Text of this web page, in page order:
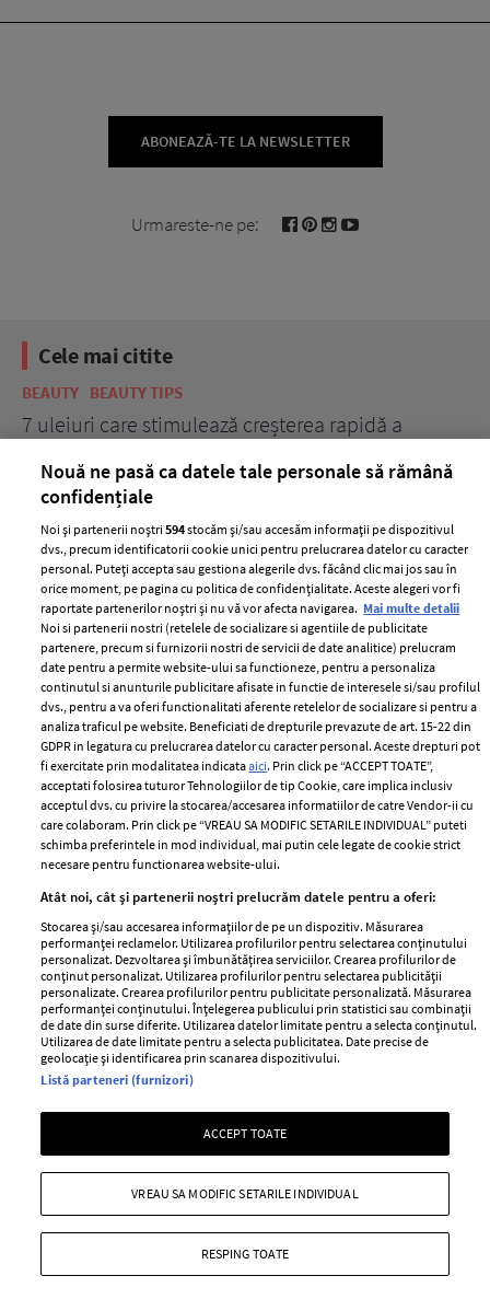
ABONEAZĂ-TE LA NEWSLETTER
Urmareste-ne pe:
Cele mai citite
BEAUTY BEAUTY TIPS
7 uleiuri care stimulează creșterea rapidă a
ELLE Style Awards
2024
Despre ELLE
Romania
Contact
Abonamente
Termeni si conditii
Politica de
confidențialitate
Politica de cookies
Publicitate
GSP
Unica
Baby
Retete
femei
Viva
Avantaje
Retete practice
Pariază responsabil! Decizia ONJN nr. 821/25.09.2025.
Jocurile de noroc sunt interzise minorilor.
Copyright © 2026 Ringier Romania SRL
Nouă ne pasă ca datele tale personale să rămână
confidențiale
Noi și partenerii noștri594stocăm și/sau accesăm informații pe dispozitivul
dvs., precum identificatorii cookie unici pentru prelucrarea datelor cu caracter
personal. Puteți accepta sau gestiona alegerile dvs. făcând clic mai jos sau în
orice moment, pe pagina cu politica de confidențialitate. Aceste alegeri vor fi
raportate partenerilor noștri și nu vă vor afecta navigarea. Mai multe detalii
Noi si partenerii nostri (retelele de socializare si agentiile de publicitate
partenere, precum si furnizorii nostri de servicii de date analitice) prelucram
date pentru a permite website-ului sa functioneze, pentru a personaliza
continutul si anunturile publicitare afisate in functie de interesele si/sau profilul
dvs., pentru a va oferi functionalitati aferente retelelor de socializare si pentru a
analiza traficul pe website. Beneficiati de drepturile prevazute de art. 15-22 din
GDPR in legatura cu prelucrarea datelor cu caracter personal. Aceste drepturi pot
fi exercitate prin modalitatea indicataaici. Prin click pe “ACCEPT TOATE”,
acceptati folosirea tuturor Tehnologiilor de tip Cookie, care implica inclusiv
acceptul dvs. cu privire la stocarea/accesarea informatiilor de catre Vendor-ii cu
care colaboram. Prin click pe “VREAU SA MODIFIC SETARILE INDIVIDUAL” puteti
schimba preferintele in mod individual, mai putin cele legate de cookie strict
necesare pentru functionarea website-ului.
Atât noi, cât și partenerii noștri prelucrăm datele pentru a oferi:
Stocarea și/sau accesarea informațiilor de pe un dispozitiv. Măsurarea
performanței reclamelor. Utilizarea profilurilor pentru selectarea conținutului
personalizat. Dezvoltarea și îmbunătățirea serviciilor. Crearea profilurilor de
conținut personalizat. Utilizarea profilurilor pentru selectarea publicității
personalizate. Crearea profilurilor pentru publicitate personalizată. Măsurarea
performanței conținutului. Înțelegerea publicului prin statistici sau combinații
de date din surse diferite. Utilizarea datelor limitate pentru a selecta conținutul.
Utilizarea de date limitate pentru a selecta publicitatea. Date precise de
geolocație și identificarea prin scanarea dispozitivului.
Listă parteneri (furnizori)
ACCEPT TOATE
RESPING TOATE
VREAU SA MODIFIC SETARILE INDIVIDUAL